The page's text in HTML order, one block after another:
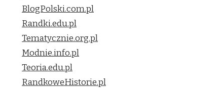
BlogPolski.com.pl
Randki.edu.pl
Tematycznie.org.pl
Modnie.info.pl
Teoria.edu.pl
RandkoweHistorie.pl